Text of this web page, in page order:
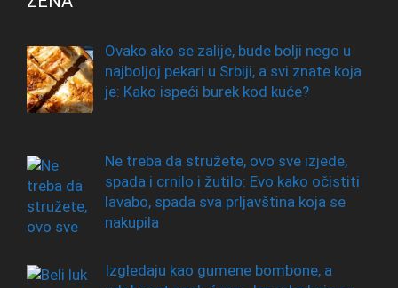
Ovako ako se zalije, bude bolji nego u
najboljoj pekari u Srbiji, a svi znate koja
je: Kako ispeći burek kod kuće?
Ne treba da stružete, ovo sve izjede,
spada i crnilo i žutilo: Evo kako očistiti
lavabo, spada sva prljavština koja se
nakupila
Izgledaju kao gumene bombone, a